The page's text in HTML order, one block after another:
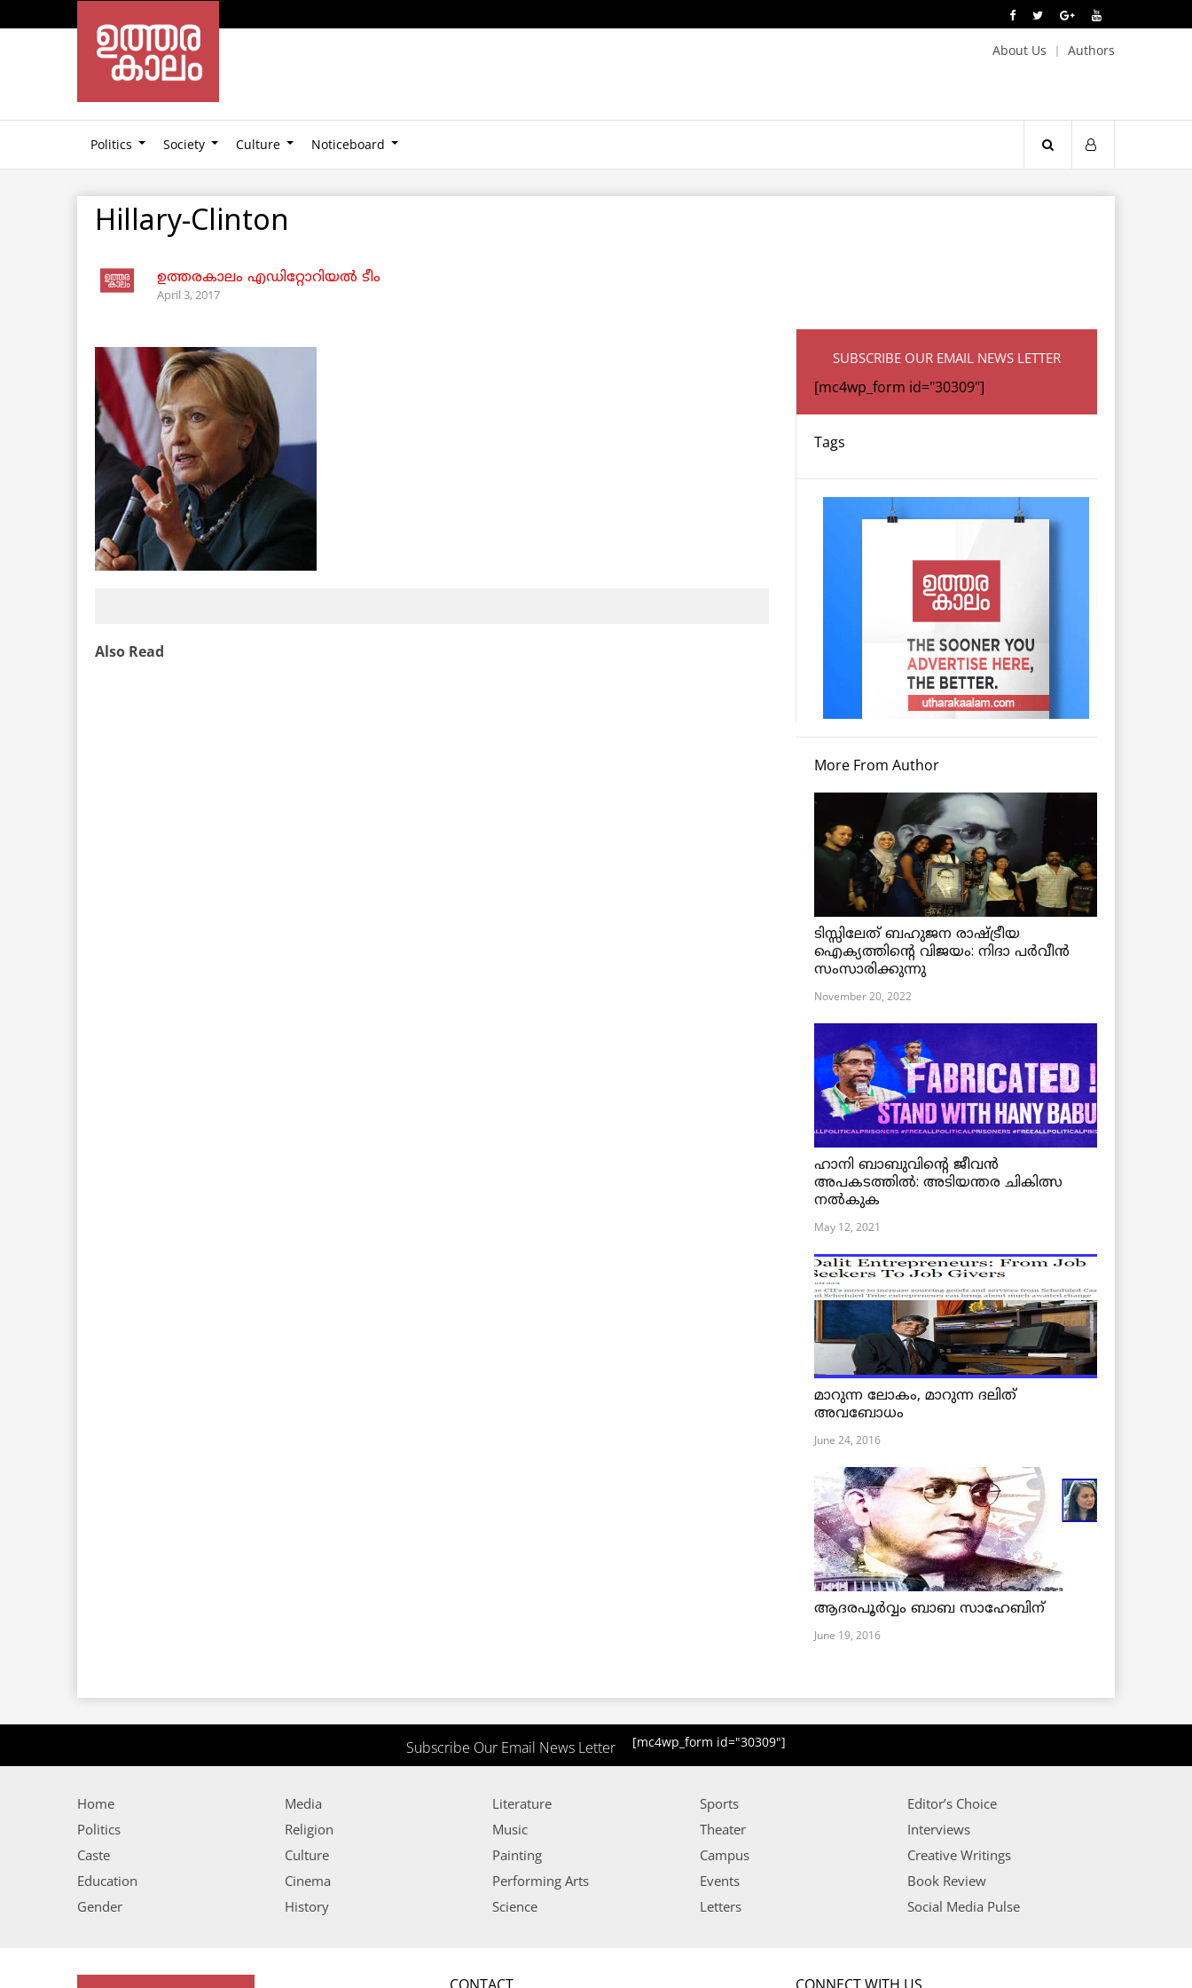
About Us Authors
Politics Society Culture Noticeboard
Hillary-Clinton
ഉത്തരകാലം എഡിറ്റോറിയല്‍ ടീം
April 3, 2017
Also Read
SUBSCRIBE OUR EMAIL NEWS LETTER
[mc4wp_form id="30309"]
Tags
More From Author
ടിസ്സിലേത് ബഹുജന രാഷ്ട്രീയ
ഐക്യത്തിന്റെ വിജയം: നിദാ പർവീൻ
സംസാരിക്കുന്നു
November 20, 2022
ഹാനി ബാബുവിന്റെ ജീവൻ
അപകടത്തിൽ: അടിയന്തര ചികിത്സ
നൽകുക
May 12, 2021
മാറുന്ന ലോകം, മാറുന്ന ദലിത്
അവബോധം
June 24, 2016
ആദരപൂര്‍വ്വം ബാബ സാഹേബിന്
June 19, 2016
Subscribe Our Email News Letter [mc4wp_form id="30309"]
Home
Politics
Caste
Education
Gender
Media
Religion
Culture
Cinema
History
Literature
Music
Painting
Performing Arts
Science
Sports
Theater
Campus
Events
Letters
Editor’s Choice
Interviews
Creative Writings
Book Review
Social Media Pulse